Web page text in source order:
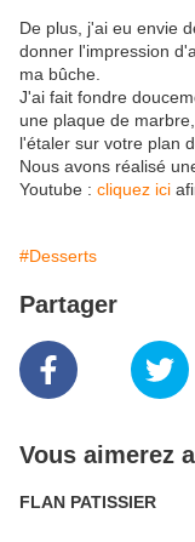
De plus, j'ai eu envie
donner l'impression
ma bûche.
J'ai fait fondre
une plaque de
l'étaler sur votre plan
Nous avons réalisé
Youtube : cliquez ici
#Desserts
Partager
Vous aimerez
FLAN PATISSIER